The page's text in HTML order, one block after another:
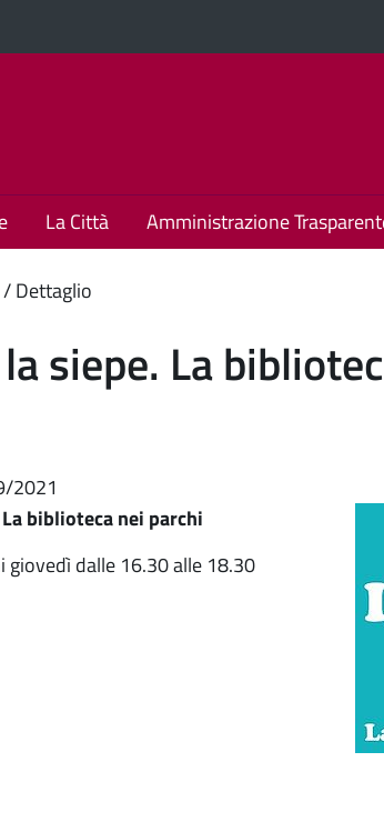
La Città Amministrazione
Dettaglio
siepe. La
2021
biblioteca nei parchi
dalle 16.30 alle 18.30